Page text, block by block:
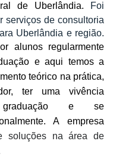
de Uberlândia.
Foi
serviços de consultoria
Uberlândia e região.
alunos regularmente
e aqui temos a
teórico na prática,
ter uma vivência
e se
A empresa
soluções na área de